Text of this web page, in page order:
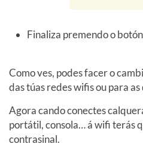
Finaliza premendo o botón
Como ves, podes facer o
das túas redes wifis ou para as
Agora cando conectes
portátil, consola… á wifi terás
contrasinal.